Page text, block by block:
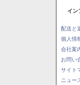
インフ
配送と
個人情
会社案
お問い
サイト
ニュー